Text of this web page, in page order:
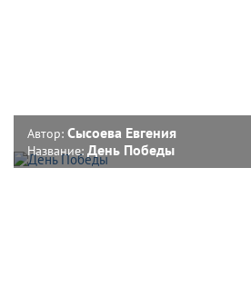
Автор: Сысоева Евгения
Название: День Победы